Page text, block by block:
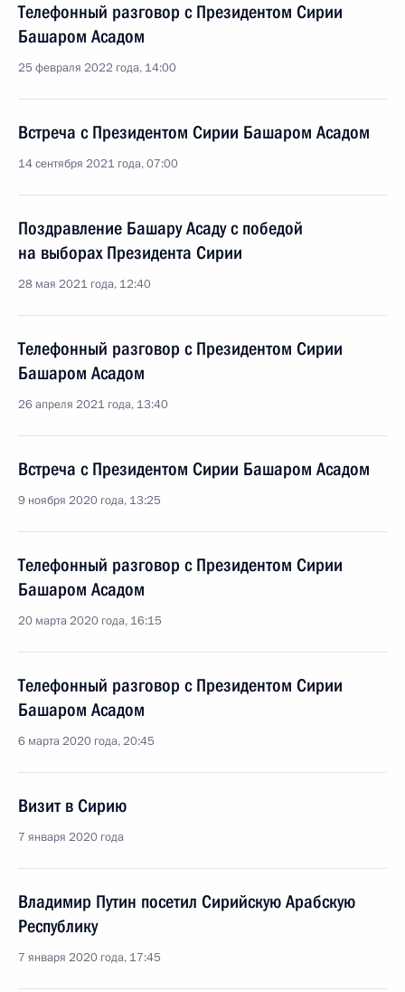
Телефонный разговор с Президентом Сирии
Башаром Асадом
25 февраля 2022 года, 14:00
Встреча с Президентом Сирии Башаром Асадом
14 сентября 2021 года, 07:00
Поздравление Башару Асаду с победой
на выборах Президента Сирии
28 мая 2021 года, 12:40
Телефонный разговор с Президентом Сирии
Башаром Асадом
26 апреля 2021 года, 13:40
Встреча с Президентом Сирии Башаром Асадом
9 ноября 2020 года, 13:25
Телефонный разговор с Президентом Сирии
Башаром Асадом
20 марта 2020 года, 16:15
Телефонный разговор с Президентом Сирии
Башаром Асадом
6 марта 2020 года, 20:45
Визит в Сирию
7 января 2020 года
Владимир Путин посетил Сирийскую Арабскую
Республику
7 января 2020 года, 17:45